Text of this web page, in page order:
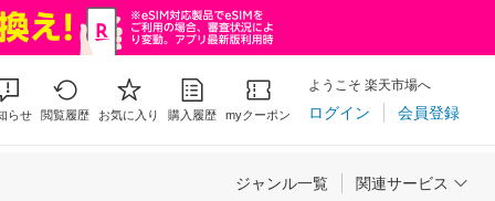
らせ 閲覧履歴 お気に入り 購入履歴 myクーポン
ようこそ 楽天市場へ
ログイン 会員登録
ジャンル一覧 関連サービス